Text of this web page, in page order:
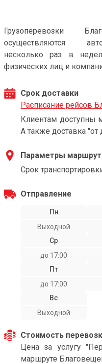
Грузоперевозки
осуществляются
несколько раз в
физических лиц и
Срок доставки
Расписание рейсов
Клиентам доступны
А также доставка
Параметры
Срок
Отправление
Пн
Выходной
Ср
до 17:00
Пт
до 17:00
Вс
Выходной
Стоимость
Цена за услугу
маршруте